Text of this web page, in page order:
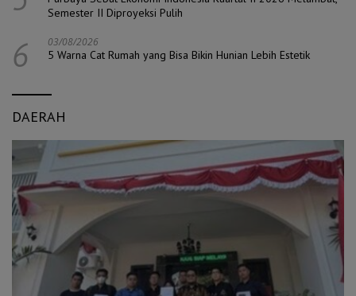
Semester II Diproyeksi Pulih
6 03/08/2026
5 Warna Cat Rumah yang Bisa Bikin Hunian Lebih Estetik
DAERAH